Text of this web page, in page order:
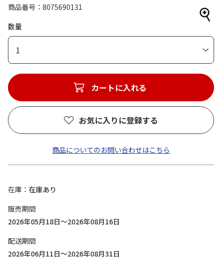
商品番号
8075690131
数量
1
カートに入れる
お気に入りに登録する
商品についてのお問い合わせはこちら
在庫
在庫あり
販売期間
2026年05月18日～2026年08月16日
配送期間
2026年06月11日～2026年08月31日